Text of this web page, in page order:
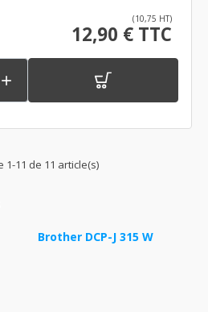
(10,75 HT)
12,90 € TTC

1-11 de 11 article(s)
Brother DCP-J 315 W